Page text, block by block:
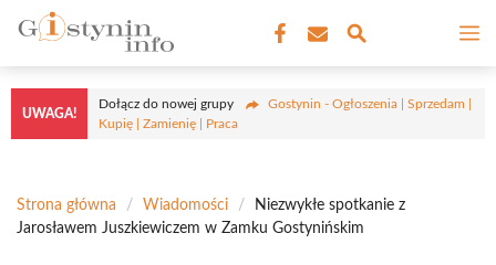
Przejdź
treści
UWAGA!
Dołącz do nowej grupy
Gostynin - Ogłoszenia | Sprzedam |
Kupię | Zamienię | Praca
Strona główna / Wiadomości /
Niezwykłe spotkanie z
Jarosławem Juszkiewiczem w Zamku Gostynińskim